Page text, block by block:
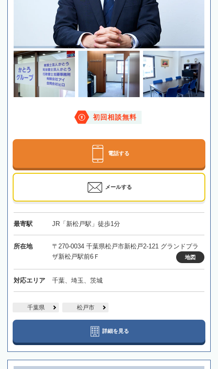
初回相談無料
電話する
メールする
最寄駅 JR「新松戸駅」徒歩1分
所在地
〒270-0034 千葉県松戸市新松戸2-121 グランドプラ
ザ新松戸駅前6Ｆ
地図
対応エリア 千葉、埼玉、茨城
千葉県 松戸市
詳細を見る